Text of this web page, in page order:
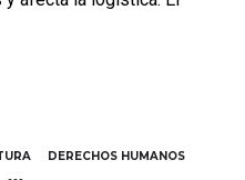
DERECHOS HUMANOS